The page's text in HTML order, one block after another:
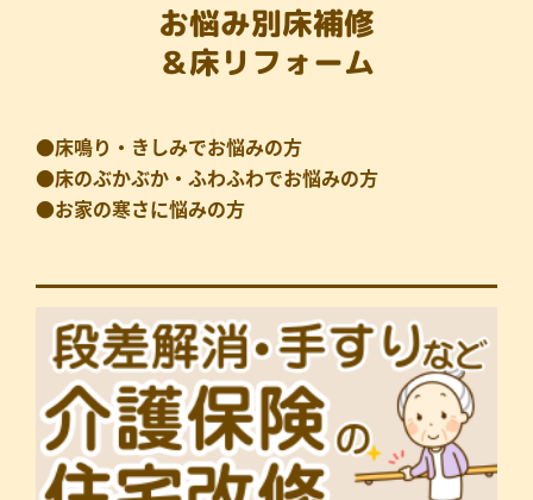
お悩み別床補修
＆床リフォーム
●床鳴り・きしみでお悩みの方
●床のぶかぶか・ふわふわでお悩みの方
●お家の寒さに悩みの方